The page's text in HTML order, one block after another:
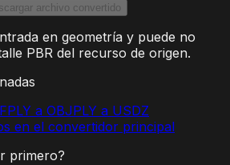
archivo convertido
en geometría y puede no
PBR del recurso de origen.
PLY a OBJPLY a USDZ
en el convertidor principal
primero?